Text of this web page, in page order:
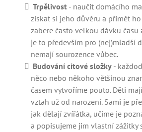
Trpělivost - naučit domácího
získat si jeho důvěru a přimět
zabere často velkou dávku času
je to především pro (nej)mladší
nemají sourozence vůbec.
Budování citové složky -
něco nebo někoho většinou
časem vytvoříme pouto. Děti
vztah už od narození. Sami je
jak dělají zvířátka, učíme je
a popisujeme jim vlastní zážitky